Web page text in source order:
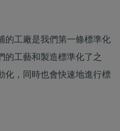
的工廠是我們第一條標準化
的工藝和製造標準化了之
化，同時也會快速地進行標